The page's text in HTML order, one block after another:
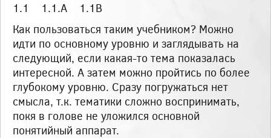
1.1 1.1.А 1.1B
Как пользоваться таким учебником? Можно
идти по основному уровню и заглядывать на
следующий, если какая-то тема показалась
интересной. А затем можно пройтись по более
глубокому уровню. Сразу погружаться нет
смысла, т.к. тематики сложно воспринимать,
покя в голове не уложился основной
понятийный аппарат.